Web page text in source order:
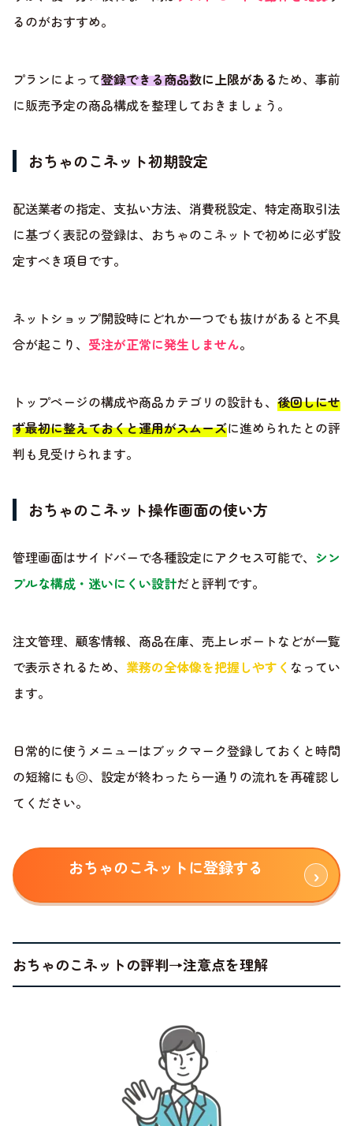
るのがおすすめ。
プランによって登録できる商品数に上限がある ため、事前
に販売予定の商品構成を整理しておきましょう。
おちゃのこネット初期設定
配送業者の指定、支払い方法、消費税設定、特定商取引法
に基づく表記の登録は、おちゃのこネットで初めに必ず設
定すべき項目です。
ネットショップ開設時にどれか一つでも抜けがあると不具
合が起こり、 受注が正常に発生しません。
トップページの構成や商品カテゴリの設計も、 後回しにせ
ず最初に整えておくと運用がスムーズに進められたとの評
判も見受けられます。
おちゃのこネット操作画面の使い方
管理画面はサイドバーで各種設定にアクセス可能で、 シン
プルな構成・迷いにくい設計だと評判です。
注文管理、顧客情報、商品在庫、売上レポートなどが一覧
で表示されるため、 業務の全体像を把握しやすく なってい
ます。
日常的に使うメニューはブックマーク登録しておくと時間
の短縮にも◎、設定が終わったら一通りの流れを再確認し
てください。
おちゃのこネットに登録する
おちゃのこネットの評判→注意点を理解